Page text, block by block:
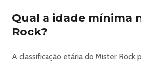
Qual a idade mínima
Rock?
A classificação etária do Mister Rock